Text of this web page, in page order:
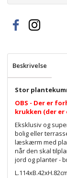
Beskrivelse
Stor
OBS - Der er
krukken (der
Eksklusiv og
bolig eller
læskærm med
når den skal
jord og planter -